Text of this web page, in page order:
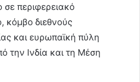
περιφερειακό
κόμβο διεθνούς
και ευρωπαϊκή πύλη
την Ινδία και τη Μέση